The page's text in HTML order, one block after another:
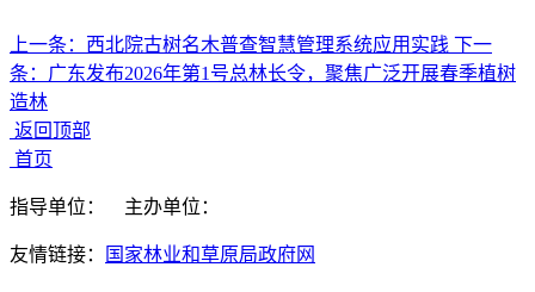
上一条： 西北院古树名木普查智慧管理系统应用实践 下一
条： 广东发布2026年第1号总林长令，聚焦广泛开展春季植树
造林
返回顶部
首页
指导单位： 主办单位：
友情链接： 国家林业和草原局政府网